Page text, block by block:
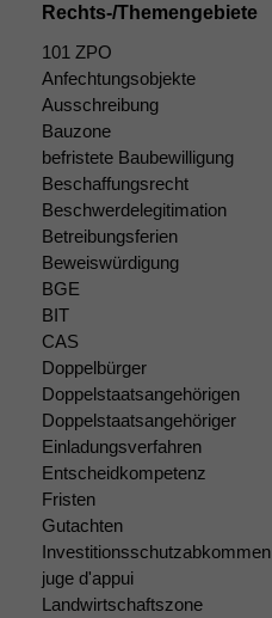
Rechts-/Themengebiete
101 ZPO
Anfechtungsobjekte
Ausschreibung
Bauzone
befristete Baubewilligung
Beschaffungsrecht
Beschwerdelegitimation
Betreibungsferien
Beweiswürdigung
BGE
BIT
CAS
Doppelbürger
Doppelstaatsangehörigen
Doppelstaatsangehöriger
Einladungsverfahren
Entscheidkompetenz
Fristen
Gutachten
Investitionsschutzabkommen
juge d'appui
Landwirtschaftszone